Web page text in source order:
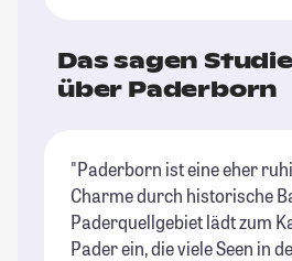
Das sagen
über Paderborn
"Paderborn ist eine eher
Charme durch historische
Paderquellgebiet lädt zum
Pader ein, die viele Seen in